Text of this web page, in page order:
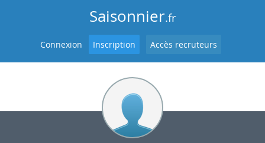
Saisonnier.fr
Connexion Inscription Accès recruteurs